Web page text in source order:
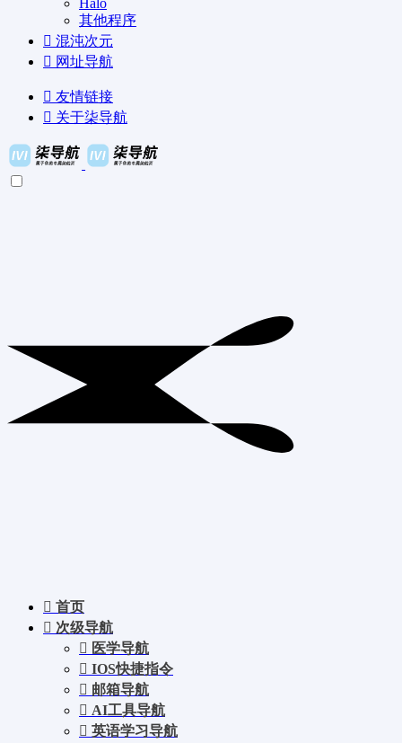
Halo
其他程序
混沌次元
网址导航
友情链接
关于柒导航
首页
次级导航
医学导航
IOS快捷指令
邮箱导航
AI工具导航
英语学习导航